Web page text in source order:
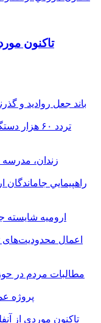
تاکنون
باند جعل روادید و
تردد ۶۰
زندان، مدرسه
راهپيمايي
اروميه
اعمال محدودیت‌های
مطالبات مردم در
247
تاکنون موردي از